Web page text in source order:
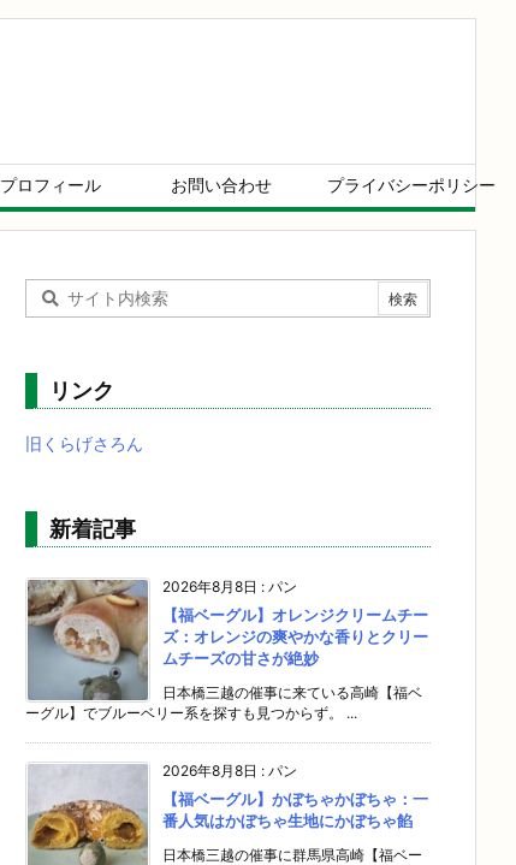
プロフィール お問い合わせ プライバシーポリシー
リンク
旧くらげさろん
新着記事
2026年8月8日 : パン
【福ベーグル】オレンジクリームチー
ズ：オレンジの爽やかな香りとクリー
ムチーズの甘さが絶妙
日本橋三越の催事に来ている高崎【福ベ
ーグル】でブルーベリー系を探すも見つからず。 ...
2026年8月8日 : パン
【福ベーグル】かぼちゃかぼちゃ：一
番人気はかぼちゃ生地にかぼちゃ餡
日本橋三越の催事に群馬県高崎【福ベー